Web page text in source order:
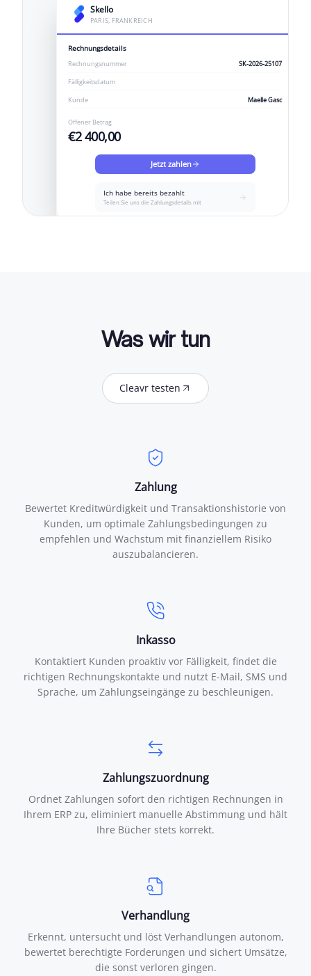
Skello
PARIS, FRANKREICH
Rechnungsdetails
Rechnungsnummer
SK-2026-25107
Fälligkeitsdatum
Kunde
Maelle Gasc
Offener Betrag
€2 400,00
Jetzt zahlen
Ich habe bereits bezahlt
Teilen Sie uns die Zahlungsdetails mit
Was wir tun
Cleavr testen
Zahlung
Bewertet Kreditwürdigkeit und Transaktionshistorie von
Kunden, um optimale Zahlungsbedingungen zu
empfehlen und Wachstum mit finanziellem Risiko
auszubalancieren.
Inkasso
Kontaktiert Kunden proaktiv vor Fälligkeit, findet die
richtigen Rechnungskontakte und nutzt E-Mail, SMS und
Sprache, um Zahlungseingänge zu beschleunigen.
Zahlungszuordnung
Ordnet Zahlungen sofort den richtigen Rechnungen in
Ihrem ERP zu, eliminiert manuelle Abstimmung und hält
Ihre Bücher stets korrekt.
Verhandlung
Erkennt, untersucht und löst Verhandlungen autonom,
bewertet berechtigte Forderungen und sichert Umsätze,
die sonst verloren gingen.